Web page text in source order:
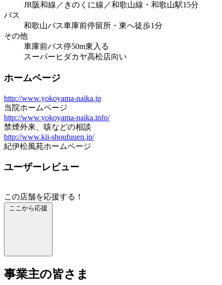
JR阪和線／きのくに線／和歌山線・和歌山駅15分
バス
和歌山バス車庫前停留所・東へ徒歩1分
その他
車庫前バス停50m東入る
スーパーヒダカヤ高松店向い
ホームページ
http://www.yokoyama-naika.jp
当院ホームページ
http://www.yokoyama-naika.info/
禁煙外来、咳などの相談
http://www.kii-shoufuuen.jp/
紀伊松風苑ホームページ
ユーザーレビュー
この店舗を応援する！
ここから応援
事業主の皆さま